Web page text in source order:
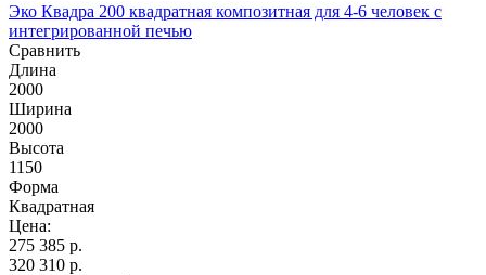
Эко Квадра 200 квадратная композитная для 4-6 человек с
интегрированной печью
Сравнить
Длина
2000
Ширина
2000
Высота
1150
Форма
Квадратная
Цена:
275 385 р.
320 310 р.